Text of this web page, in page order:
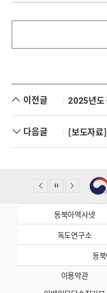
이전글 2025년도 검정
다음글 [보도자료] 동북아역
동북아역사넷
독도연구소
동
이용약관